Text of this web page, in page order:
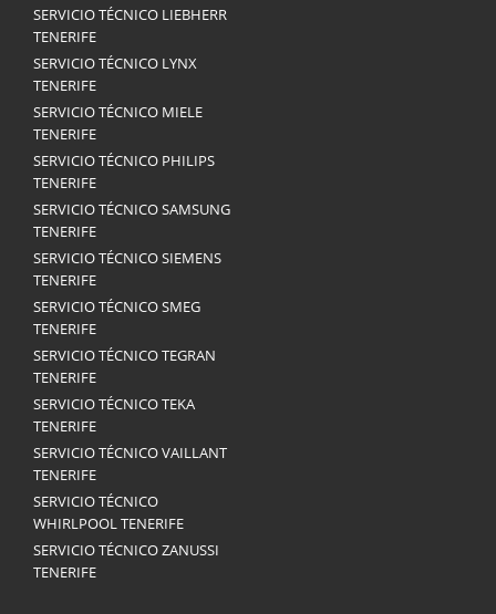
SERVICIO TÉCNICO LIEBHERR
TENERIFE
SERVICIO TÉCNICO LYNX
TENERIFE
SERVICIO TÉCNICO MIELE
TENERIFE
SERVICIO TÉCNICO PHILIPS
TENERIFE
SERVICIO TÉCNICO SAMSUNG
TENERIFE
SERVICIO TÉCNICO SIEMENS
TENERIFE
SERVICIO TÉCNICO SMEG
TENERIFE
SERVICIO TÉCNICO TEGRAN
TENERIFE
SERVICIO TÉCNICO TEKA
TENERIFE
SERVICIO TÉCNICO VAILLANT
TENERIFE
SERVICIO TÉCNICO
WHIRLPOOL TENERIFE
SERVICIO TÉCNICO ZANUSSI
TENERIFE